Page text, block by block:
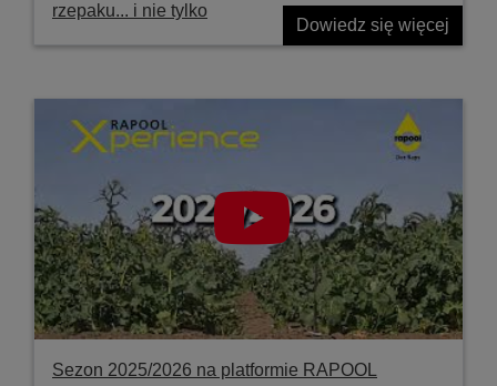
rzepaku... i nie tylko
Dowiedz się więcej
Sezon 2025/2026 na platformie RAPOOL